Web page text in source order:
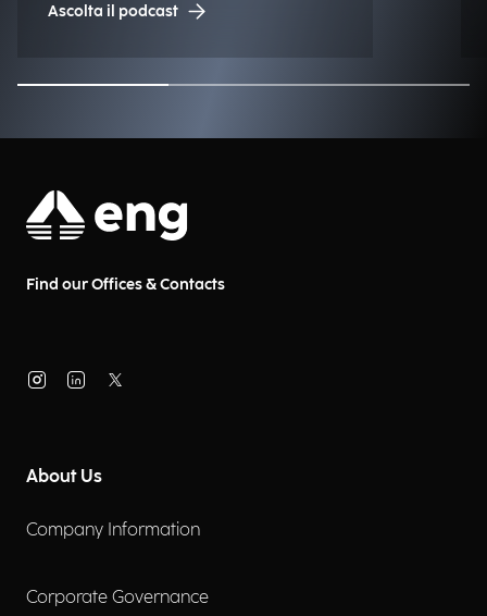
Ascolta il podcast
Find our Offices & Contacts
About Us
Company Information
Corporate Governance